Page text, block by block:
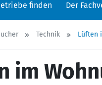
finden Der
Technik Lüften
im